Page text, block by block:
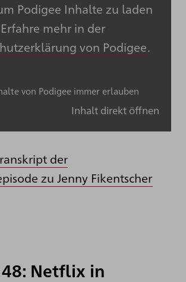
Podigee Inhalte zu laden
Erfahre mehr in der
von Podigee.
von Podigee immer erlauben
Inhalt direkt öffnen
der
zu Jenny Fikentscher
Netflix in